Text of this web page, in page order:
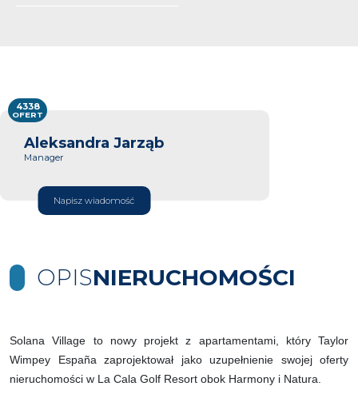
Aleksandra Jarząb
Manager
Napisz wiadomość
4338
OFERT
OPISNIERUCHOMOŚCI
Solana Village to nowy projekt z apartamentami, który Taylor
Wimpey España zaprojektował jako uzupełnienie swojej oferty
nieruchomości w La Cala Golf Resort obok Harmony i Natura.